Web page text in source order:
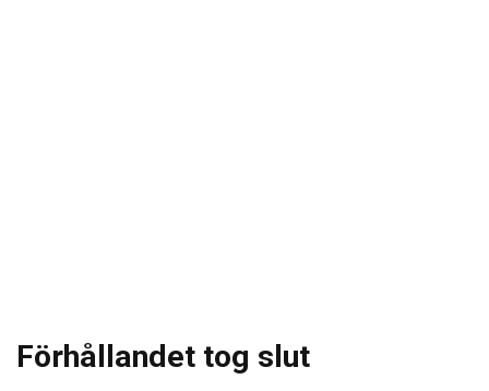
Förhållandet tog slut